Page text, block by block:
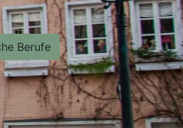
Berufe